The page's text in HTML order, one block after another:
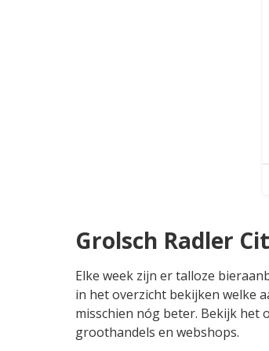
Grolsch Radler
Elke week zijn er talloze
in het overzicht bekijken welke
misschien nóg beter. Bekijk het
groothandels en webshops.